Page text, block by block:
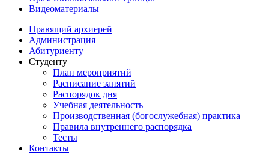
Видеоматериалы
Правящий архиерей
Администрация
Абитуриенту
Студенту
План мероприятий
Расписание занятий
Распорядок дня
Учебная деятельность
Производственная (богослужебная) практика
Правила внутреннего распорядка
Тесты
Контакты